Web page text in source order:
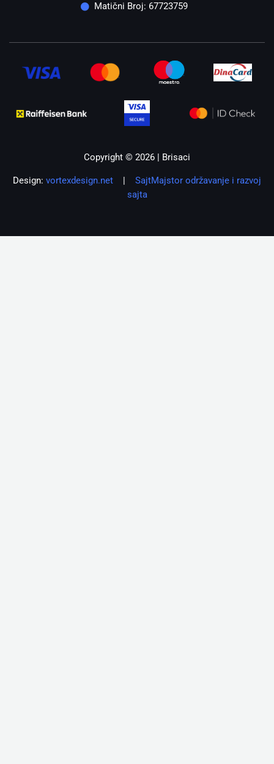
Matični Broj: 67723759
Copyright © 2026 | Brisaci
Design: vortexdesign.net | SajtMajstor održavanje i razvoj
sajta